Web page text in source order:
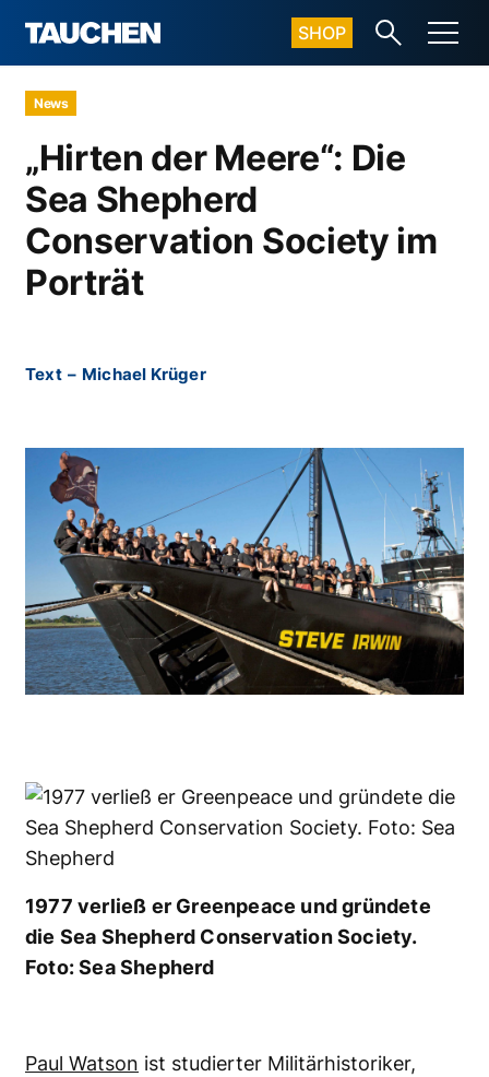
SHOP
News
„Hirten der Meere“: Die
Sea Shepherd
Conservation Society im
Porträt
Text – Michael Krüger
1977 verließ er Greenpeace und gründete
die Sea Shepherd Conservation Society.
Foto: Sea Shepherd
Paul Watson ist studierter Militärhistoriker,